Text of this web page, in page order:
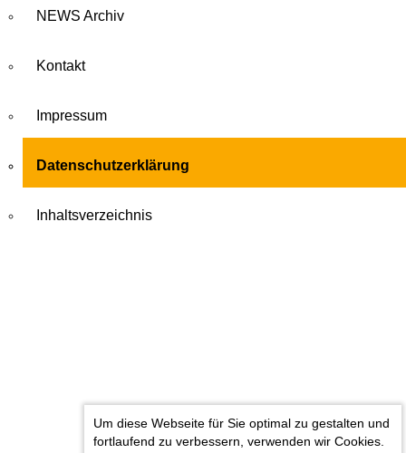
NEWS Archiv
Kontakt
Impressum
Datenschutzerklärung
Inhaltsverzeichnis
Um diese Webseite für Sie optimal zu gestalten und
fortlaufend zu verbessern, verwenden wir Cookies.